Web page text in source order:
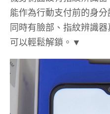
能作為行動支付前的身分
同時有臉部、指紋辨識
可以輕鬆解鎖。▼